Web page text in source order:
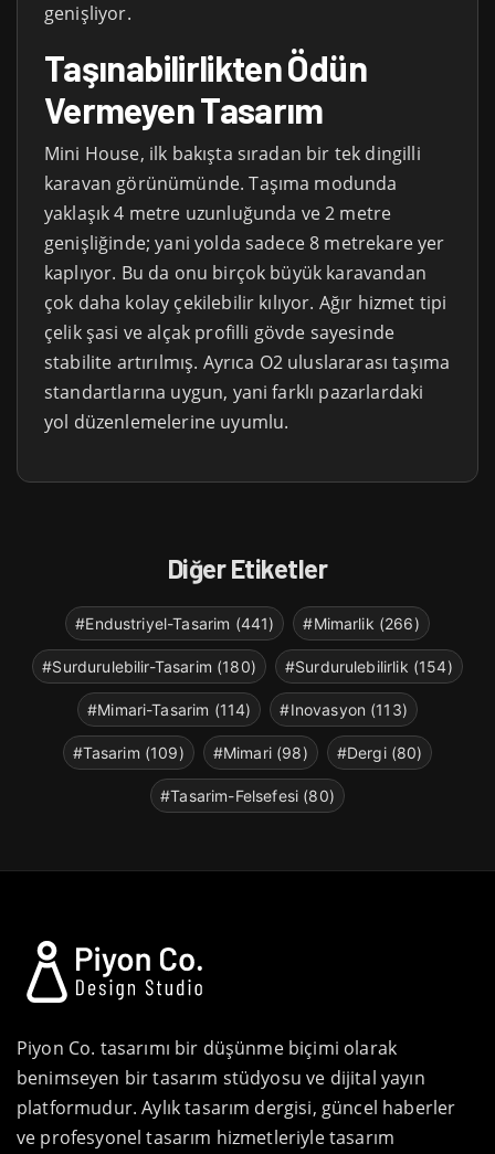
genişliyor.
Taşınabilirlikten Ödün
Vermeyen Tasarım
Mini House, ilk bakışta sıradan bir tek dingilli
karavan görünümünde. Taşıma modunda
yaklaşık 4 metre uzunluğunda ve 2 metre
genişliğinde; yani yolda sadece 8 metrekare yer
kaplıyor. Bu da onu birçok büyük karavandan
çok daha kolay çekilebilir kılıyor. Ağır hizmet tipi
çelik şasi ve alçak profilli gövde sayesinde
stabilite artırılmış. Ayrıca O2 uluslararası taşıma
standartlarına uygun, yani farklı pazarlardaki
yol düzenlemelerine uyumlu.
Diğer Etiketler
#Endustriyel-Tasarim (441) #Mimarlik (266)
#Surdurulebilir-Tasarim (180) #Surdurulebilirlik (154)
#Mimari-Tasarim (114) #Inovasyon (113)
#Tasarim (109) #Mimari (98) #Dergi (80)
#Tasarim-Felsefesi (80)
Piyon Co. tasarımı bir düşünme biçimi olarak
benimseyen bir tasarım stüdyosu ve dijital yayın
platformudur. Aylık tasarım dergisi, güncel haberler
ve profesyonel tasarım hizmetleriyle tasarım